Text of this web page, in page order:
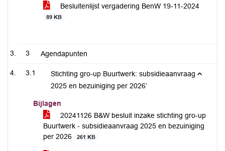
Besluitenlijst vergadering BenW 19-11-2024
89 KB
3 Agendapunten
3.1
Stichting gro-up Buurtwerk: subsidieaanvraag
2025 en bezuiniging per 2026’
Bijlagen
20241126 B&W besluit inzake stichting gro-up
Buurtwerk - subsidieaanvraag 2025 en bezuiniging
per 2026
261 KB